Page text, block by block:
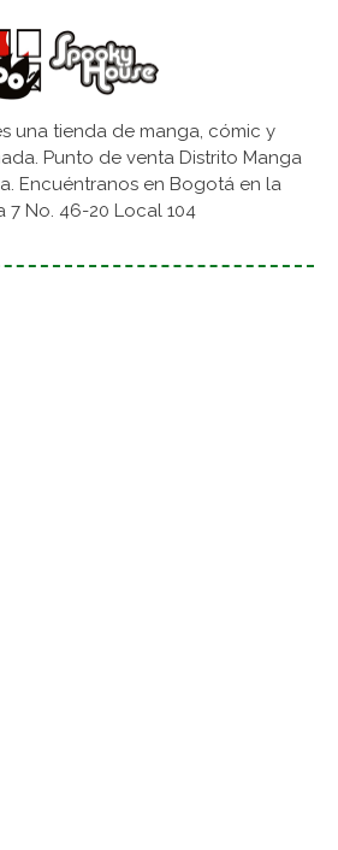
una tienda de manga, cómic y
Punto de venta Distrito Manga
Encuéntranos en Bogotá en la
7 No. 46-20 Local 104